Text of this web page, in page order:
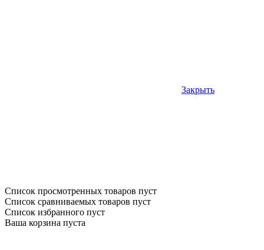
Закрыть
Список просмотренных товаров пуст
Список сравниваемых товаров пуст
Список избранного пуст
Ваша корзина пуста